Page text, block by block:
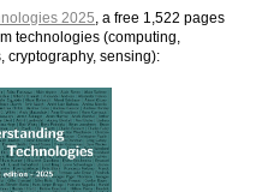
2025 , a free 1,522 pages
technologies (computing,
cryptography, sensing):